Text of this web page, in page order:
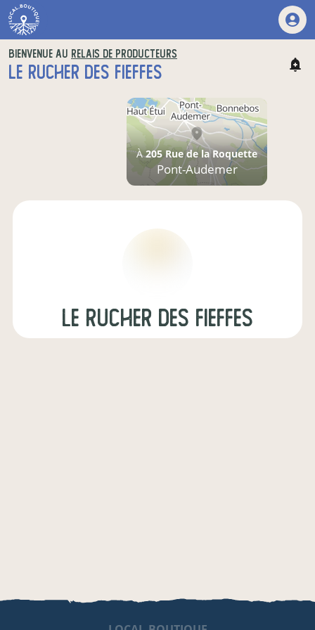
BIENVENUE AU RELAIS DE PRODUCTEURS
LE RUCHER DES FIEFFES
À205 Rue de la Roquette
Pont-Audemer
Le Rucher des Fieffes